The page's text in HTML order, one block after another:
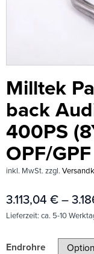
Milltek
back
400PS
OPF/
inkl. MwSt. zzgl.
3.113,04 € –
Lieferzeit: ca. 5-10
Endrohre